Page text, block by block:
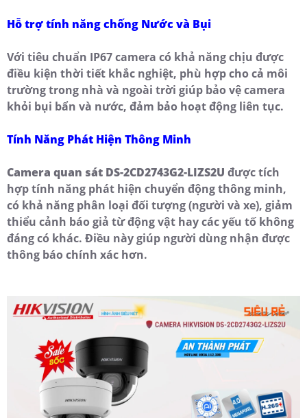
Hỗ trợ tính năng chống Nước và Bụi
Với tiêu chuẩn IP67 camera có khả năng chịu được
điều kiện thời tiết khắc nghiệt, phù hợp cho cả môi
trường trong nhà và ngoài trời giúp bảo vệ camera
khỏi bụi bẩn và nước, đảm bảo hoạt động liên tục.
Tính Năng Phát Hiện Thông Minh
Camera quan sát DS-2CD2743G2-LIZS2U được tích
hợp tính năng phát hiện chuyển động thông minh,
có khả năng phân loại đối tượng (người và xe), giảm
thiểu cảnh báo giả từ động vật hay các yếu tố không
đáng có khác. Điều này giúp người dùng nhận được
thông báo chính xác hơn.